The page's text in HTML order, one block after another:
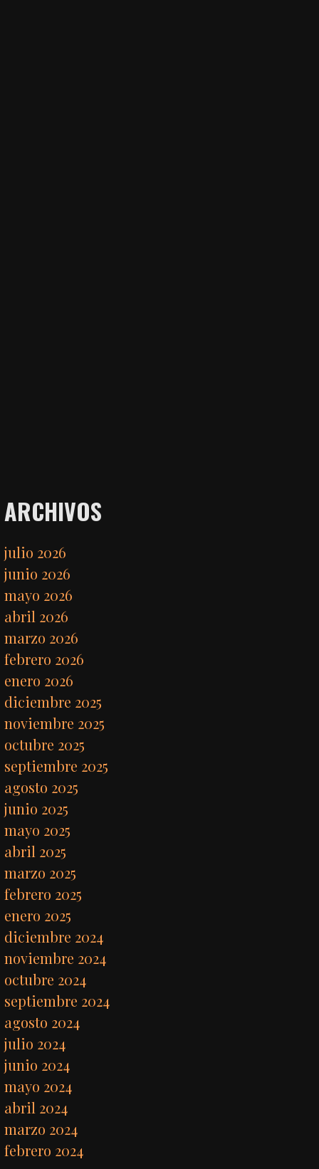
ARCHIVOS
julio 2026
junio 2026
mayo 2026
abril 2026
marzo 2026
febrero 2026
enero 2026
diciembre 2025
noviembre 2025
octubre 2025
septiembre 2025
agosto 2025
junio 2025
mayo 2025
abril 2025
marzo 2025
febrero 2025
enero 2025
diciembre 2024
noviembre 2024
octubre 2024
septiembre 2024
agosto 2024
julio 2024
junio 2024
mayo 2024
abril 2024
marzo 2024
febrero 2024